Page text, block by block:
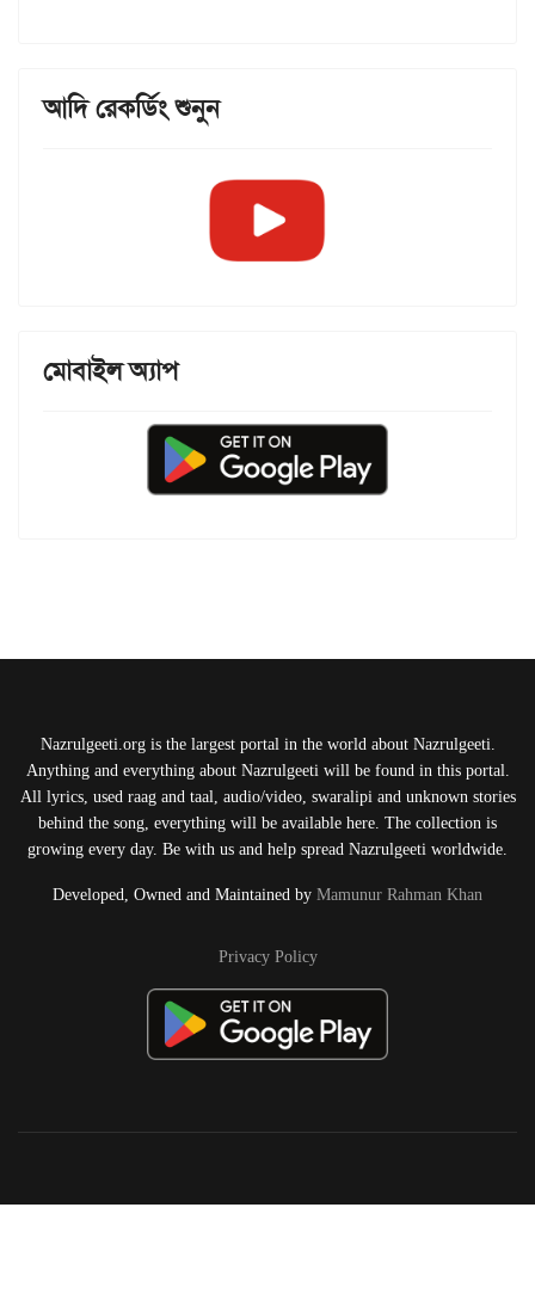
আদি রেকর্ডিং শুনুন
মোবাইল অ্যাপ
Nazrulgeeti.org is the largest portal in the world about Nazrulgeeti.
Anything and everything about Nazrulgeeti will be found in this portal.
All lyrics, used raag and taal, audio/video, swaralipi and unknown stories
behind the song, everything will be available here. The collection is
growing every day. Be with us and help spread Nazrulgeeti worldwide.
Developed, Owned and Maintained by Mamunur Rahman Khan
Privacy Policy